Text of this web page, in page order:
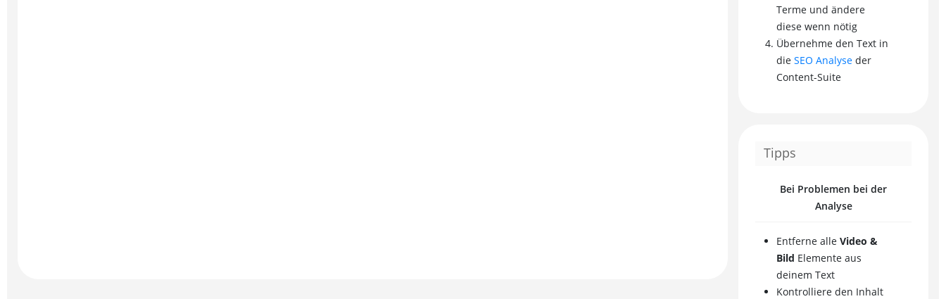
Terme und ändere
diese wenn nötig
Übernehme den Text in
die SEO Analyse der
Content-Suite
Tipps
Bei Problemen bei der
Analyse
Entferne alle Video &
Bild Elemente aus
deinem Text
Kontrolliere den Inhalt